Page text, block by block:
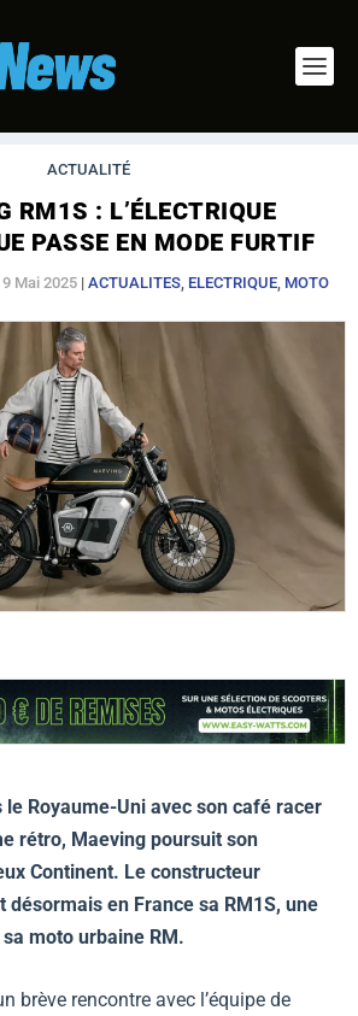
ACTUALITÉ
RM1S : L’ÉLECTRIQUE
PASSE EN MODE FURTIF
Mai 2025 | ACTUALITES, ELECTRIQUE, MOTO
Royaume-Uni avec son café racer
rétro, Maeving poursuit son
Continent. Le constructeur
en France sa RM1S, une
moto urbaine RM.
brève rencontre avec l’équipe de